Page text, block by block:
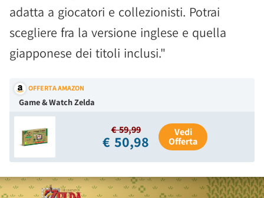
adatta a giocatori e collezionisti. Potrai
scegliere fra la versione inglese e quella
giapponese dei titoli inclusi."
OFFERTA AMAZON
Game & Watch Zelda
€ 59,99
€ 50,98
Vedi
Offerta